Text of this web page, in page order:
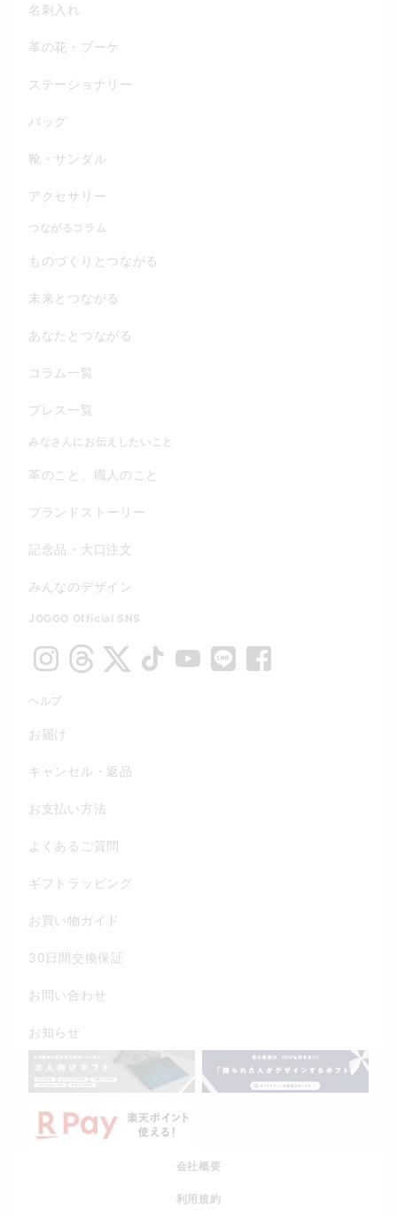
名刺入れ
革の花・ブーケ
ステーショナリー
バッグ
靴・サンダル
アクセサリー
つながるコラム
ものづくりとつながる
未来とつながる
あなたとつながる
コラム一覧
プレス一覧
みなさんにお伝えしたいこと
革のこと、職人のこと
ブランドストーリー
記念品・大口注文
みんなのデザイン
JOGGO Official SNS
ヘルプ
お届け
キャンセル・返品
お支払い方法
よくあるご質問
ギフトラッピング
お買い物ガイド
30日間交換保証
お問い合わせ
お知らせ
会社概要
利用規約